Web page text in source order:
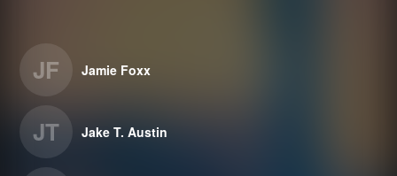
JF Jamie Foxx
JT Jake T. Austin